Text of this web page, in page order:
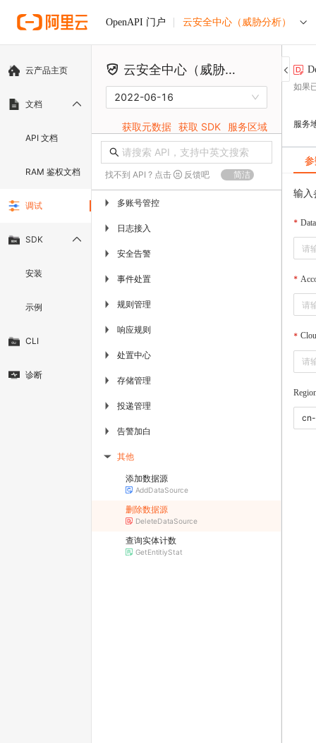
OpenAPI 门户 云安全中心（威胁分析）
云产品主页
文档
API 文档
RAM 鉴权文档
调试
SDK
安装
示例
CLI
诊断
云安全中心（威胁分析）
2022-06-16
获取元数据 获取 SDK 服务区域
找不到 API ? 点击 反馈吧 简洁
▶ 多账号管控
▶ 日志接入
▶ 安全告警
▶ 事件处置
▶ 规则管理
▶ 响应规则
▶ 处置中心
▶ 存储管理
▶ 投递管理
▶ 告警加白
▶ 其他
添加数据源
AddDataSource
删除数据源
DeleteDataSource
查询实体计数
GetEntitiyStat
如果
服务
输入